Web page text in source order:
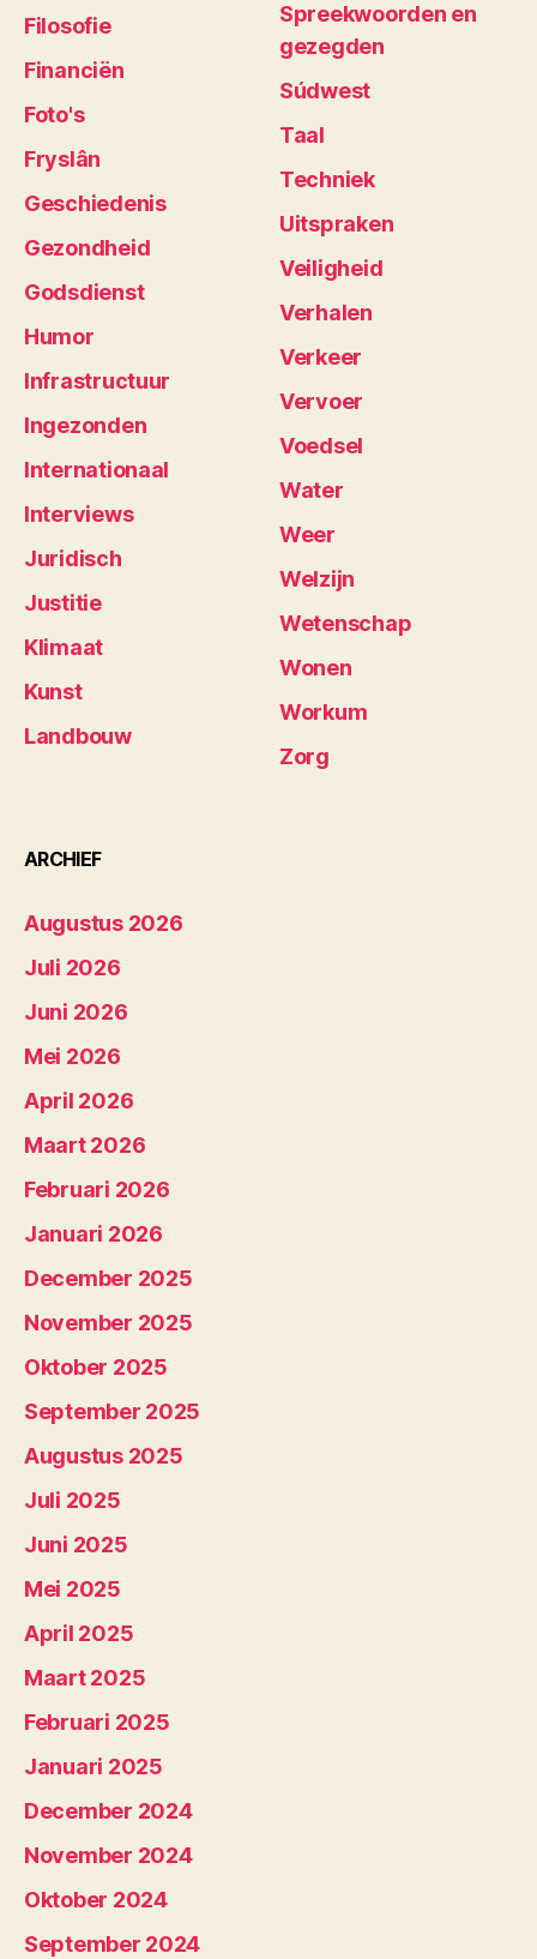
Filosofie
Financiën
Foto's
Fryslân
Geschiedenis
Gezondheid
Godsdienst
Humor
Infrastructuur
Ingezonden
Internationaal
Interviews
Juridisch
Justitie
Klimaat
Kunst
Landbouw
Spreekwoorden en
gezegden
Súdwest
Taal
Techniek
Uitspraken
Veiligheid
Verhalen
Verkeer
Vervoer
Voedsel
Water
Weer
Welzijn
Wetenschap
Wonen
Workum
Zorg
ARCHIEF
Augustus 2026
Juli 2026
Juni 2026
Mei 2026
April 2026
Maart 2026
Februari 2026
Januari 2026
December 2025
November 2025
Oktober 2025
September 2025
Augustus 2025
Juli 2025
Juni 2025
Mei 2025
April 2025
Maart 2025
Februari 2025
Januari 2025
December 2024
November 2024
Oktober 2024
September 2024